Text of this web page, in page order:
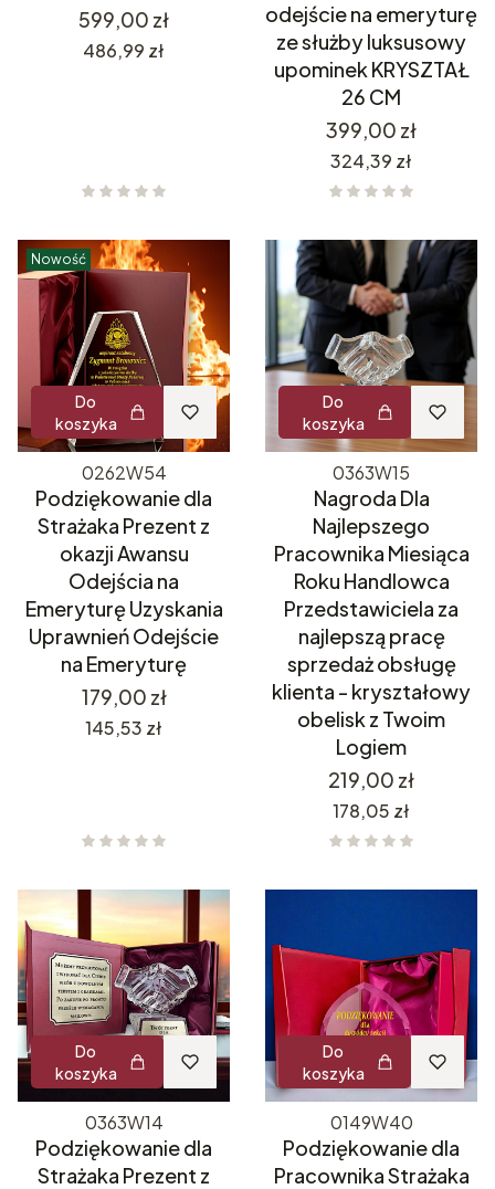
Cena
599,00 zł
Cena
486,99 zł
odejście na emeryturę
ze służby luksusowy
upominek KRYSZTAŁ
26 CM
Cena
399,00 zł
Cena
324,39 zł
Nowość
Do
koszyka
0262W54
Podziękowanie dla
Strażaka Prezent z
okazji Awansu
Odejścia na
Emeryturę Uzyskania
Uprawnień Odejście
na Emeryturę
Cena
179,00 zł
Cena
145,53 zł
Do
koszyka
0363W15
Nagroda Dla
Najlepszego
Pracownika Miesiąca
Roku Handlowca
Przedstawiciela za
najlepszą pracę
sprzedaż obsługę
klienta - kryształowy
obelisk z Twoim
Logiem
Cena
219,00 zł
Cena
178,05 zł
Do
koszyka
0363W14
Podziękowanie dla
Strażaka Prezent z
Do
koszyka
0149W40
Podziękowanie dla
Pracownika Strażaka